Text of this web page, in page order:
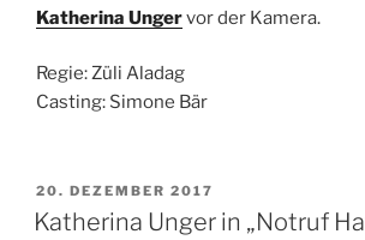
Katherina Ungervor der Kamera.
Regie: Züli Aladag
Casting: Simone Bär
VERÖFFENTLICHT
AM
20. DEZEMBER 2017
Katherina Unger in „Notruf